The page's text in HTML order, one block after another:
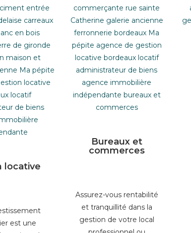
locative
est une
Bureaux et
commerces
Assurez-vous rentabilité
et tranquillité dans la
gestion de votre local